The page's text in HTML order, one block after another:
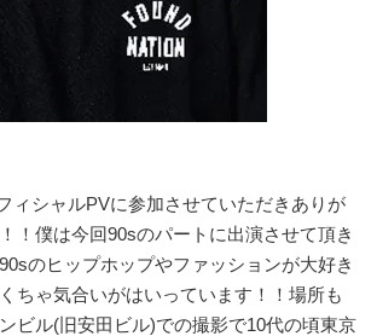
ィシャルPVに参加させていただきありが
！僕は今回90sのパートに出演させて頂き
のヒップホップやファッションが大好き
ちゃ気合いがはいっています！！場所も
ビル(旧安田ビル)での撮影で10代の頃東京